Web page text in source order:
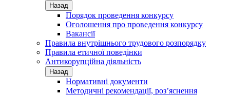
Назад
Порядок проведення конкурсу
Оголошення про проведення конкурсу
Вакансії
Правила внутрішнього трудового розпорядку
Правила етичної поведінки
Антикорупційна діяльність
Назад
Нормативні документи
Методичні рекомендації, роз’яснення